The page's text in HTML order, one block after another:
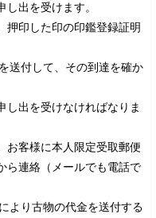
出を受けます。
押印した印の印鑑登録証明
送付して、その到達を確か
出を受けなければなりま
お客様に本人限定受取郵便
ら連絡（メールでも電話で
より古物の代金を送付する